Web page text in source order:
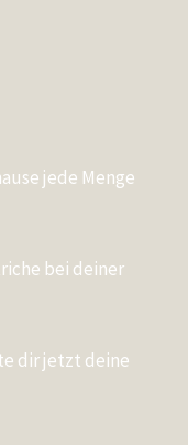
jede Menge
bei deiner
dir jetzt deine